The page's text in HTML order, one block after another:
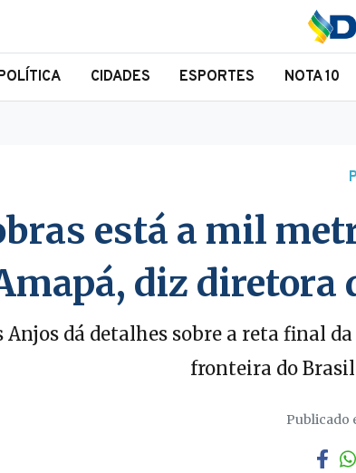
CIDADES ESPORTES NOTA 10
está a mil
diz diretora
Anjos dá detalhes sobre a reta final
fronteira do
Publicado